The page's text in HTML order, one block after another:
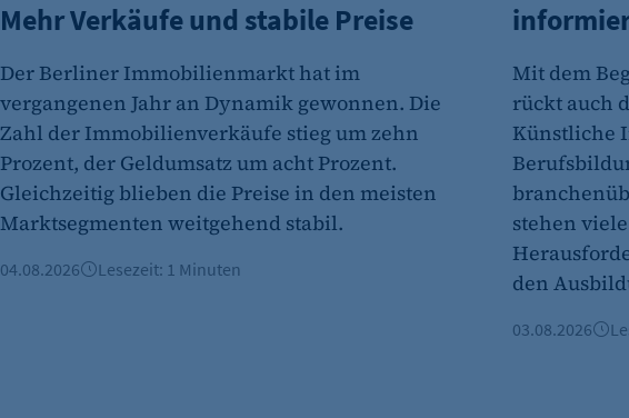
Anbieter:
Cookie Laufzeit:
480
etracker Analytics
Name:
Anbieter:
Mehr Verkäufe und stabile Preise
Der Berliner Immobilienmarkt hat im
vergangenen Jahr an Dynamik gewonnen. Die
Zahl der Immobilienverkäufe stieg um zehn
Prozent, der Geldumsatz um acht Prozent.
Gleichzeitig blieben die Preise in den meisten
Marktsegmenten weitgehend stabil.
04.08.2026 Lesezeit: 1 Minuten
Mit dem
rückt auch
Künstliche
stehen
den
03.08.2026